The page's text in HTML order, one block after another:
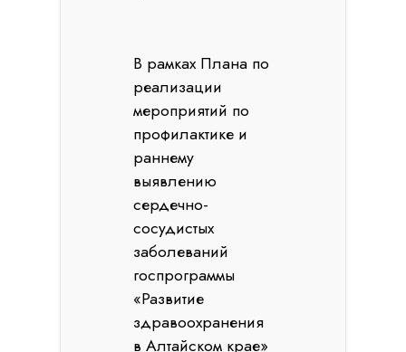
В рамках Плана по
реализации
мероприятий по
профилактике и
раннему
выявлению
сердечно-
сосудистых
заболеваний
госпрограммы
«Развитие
здравоохранения
в Алтайском крае»